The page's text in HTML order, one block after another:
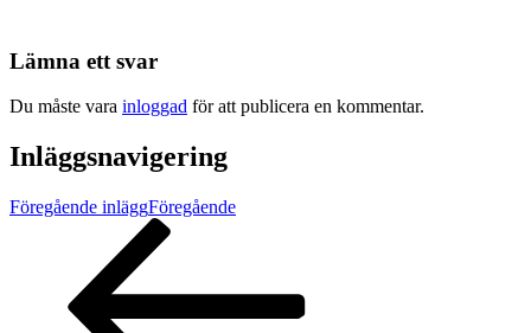
Lämna ett svar
Du måste vara inloggad för att publicera en kommentar.
Inläggsnavigering
Föregående inläggFöregående